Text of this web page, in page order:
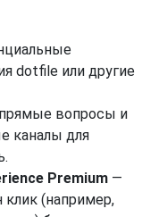
dotfile или другие
вопросы и
каналы для
Premium —
клик (например,